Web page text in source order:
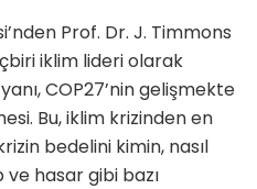
Prof. Dr. J. Timmons
iklim lideri olarak
COP27’nin gelişmekte
Bu, iklim krizinden en
bedelini kimin, nasıl
hasar gibi bazı